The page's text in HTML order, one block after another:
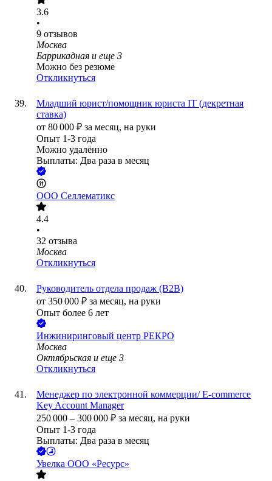
3.6
•
9 отзывов
Москва
Баррикадная и еще 3
Можно без резюме
Откликнуться
Младший юрист/помощник юриста IT (декретная
ставка)
от 80 000 ₽ за месяц, на руки
Опыт 1-3 года
Можно удалённо
Выплаты: Два раза в месяц
ООО Селлематикс
4.4
•
32 отзыва
Москва
Откликнуться
Руководитель отдела продаж (B2B)
от 350 000 ₽ за месяц, на руки
Опыт более 6 лет
Инжиниринговый центр РЕКРО
Москва
Октябрьская и еще 3
Откликнуться
Менеджер по электронной коммерции/ E-commerce
Key Account Manager
250 000 – 300 000 ₽ за месяц, на руки
Опыт 1-3 года
Выплаты: Два раза в месяц
Увелка ООО «Ресурс»